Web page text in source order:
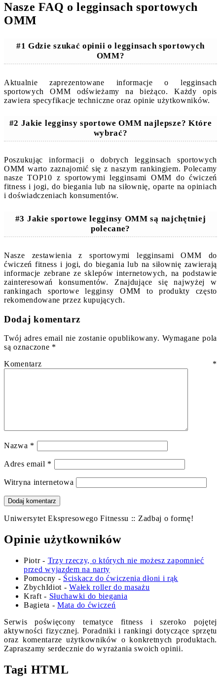
Nasze FAQ o legginsach sportowych
OMM
#1 Gdzie szukać opinii o legginsach sportowych
OMM?
Aktualnie zaprezentowane informacje o legginsach
sportowych OMM odświeżamy na bieżąco. Każdy opis
zawiera specyfikacje techniczne oraz opinie użytkowników.
#2 Jakie legginsy sportowe OMM najlepsze? Które
wybrać?
Poszukując informacji o dobrych legginsach sportowych
OMM warto zaznajomić się z naszym rankingiem. Polecamy
nasze TOP10 z sportowymi legginsami OMM do ćwiczeń
fitness i jogi, do biegania lub na siłownię, oparte na opiniach
i doświadczeniach konsumentów.
#3 Jakie sportowe legginsy OMM są najchętniej
polecane?
Nasze zestawienia z sportowymi legginsami OMM do
ćwiczeń fitness i jogi, do biegania lub na siłownię zawierają
informacje zebrane ze sklepów internetowych, na podstawie
zainteresowań konsumentów. Znajdujące się najwyżej w
rankingach sportowe legginsy OMM to produkty często
rekomendowane przez kupujących.
Dodaj komentarz
Twój adres email nie zostanie opublikowany. Wymagane pola
są oznaczone *
Komentarz *
Nazwa *
Adres email *
Witryna internetowa
Uniwersytet Ekspresowego Fitnessu :: Zadbaj o formę!
Opinie użytkowników
Piotr- Trzy rzeczy, o których nie możesz zapomnieć
przed wyjazdem na narty
Pomocny - Ściskacz do ćwiczenia dłoni i rąk
ZbychIdiot -Wałek roller do masażu
Kraft - Słuchawki do biegania
Bagieta -Mata do ćwiczeń
Serwis poświęcony tematyce fitness i szeroko pojętej
aktywności fizycznej. Poradniki i rankingi dotyczące sprzętu
oraz komentarze użytkowników o konkretnych produktach.
Zapraszamy serdecznie do wyrażania swoich opinii.
Tagi HTML